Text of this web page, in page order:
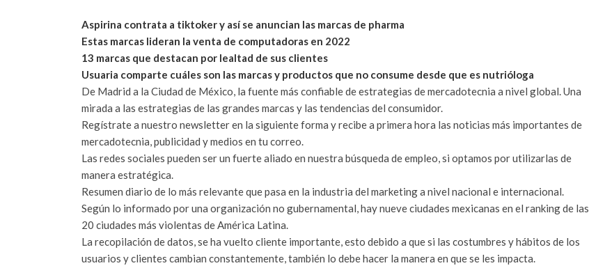
Aspirina contrata a tiktoker y así se anuncian las marcas de pharma
Estas marcas lideran la venta de computadoras en 2022
13 marcas que destacan por lealtad de sus clientes
Usuaria comparte cuáles son las marcas y productos que no consume desde que es nutrióloga
De Madrid a la Ciudad de México, la fuente más confiable de estrategias de mercadotecnia a nivel global. Una
mirada a las estrategias de las grandes marcas y las tendencias del consumidor.
Regístrate a nuestro newsletter en la siguiente forma y recibe a primera hora las noticias más importantes de
mercadotecnia, publicidad y medios en tu correo.
Las redes sociales pueden ser un fuerte aliado en nuestra búsqueda de empleo, si optamos por utilizarlas de
manera estratégica.
Resumen diario de lo más relevante que pasa en la industria del marketing a nivel nacional e internacional.
Según lo informado por una organización no gubernamental, hay nueve ciudades mexicanas en el ranking de las
20 ciudades más violentas de América Latina.
La recopilación de datos, se ha vuelto cliente importante, esto debido a que si las costumbres y hábitos de los
usuarios y clientes cambian constantemente, también lo debe hacer la manera en que se les impacta.